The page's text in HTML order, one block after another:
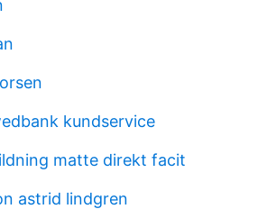
kundservice
matte direkt facit
astrid lindgren